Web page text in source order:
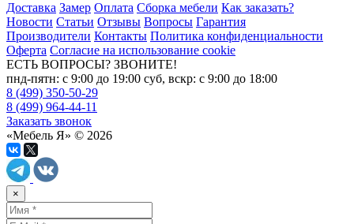
Доставка Замер Оплата Сборка мебели Как заказать?
Новости Статьи Отзывы Вопросы Гарантия
Производители Контакты Политика конфиденциальности
Оферта Согласие на использование cookie
ЕСТЬ ВОПРОСЫ? ЗВОНИТЕ!
пнд-пятн: с 9:00 до 19:00 суб, вскр: с 9:00 до 18:00
8 (499) 350-50-29
8 (499) 964-44-11
Заказать звонок
«Мебель Я» © 2026
×